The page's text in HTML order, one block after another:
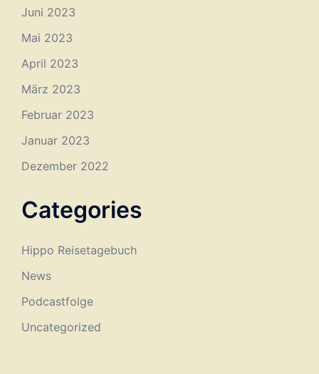
Juni 2023
Mai 2023
April 2023
März 2023
Februar 2023
Januar 2023
Dezember 2022
Categories
Hippo Reisetagebuch
News
Podcastfolge
Uncategorized